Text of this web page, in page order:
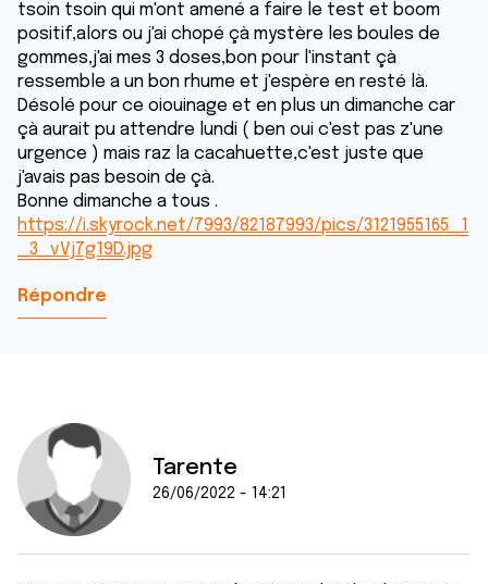
tsoin tsoin qui m'ont amené a faire le test et boom
positif,alors ou j'ai chopé çà mystère les boules de
gommes,j'ai mes 3 doses,bon pour l'instant çà
ressemble a un bon rhume et j'espère en resté là.
Désolé pour ce oiouinage et en plus un dimanche car
çà aurait pu attendre lundi ( ben oui c'est pas z'une
urgence ) mais raz la cacahuette,c'est juste que
j'avais pas besoin de çà.
Bonne dimanche a tous .
https://i.skyrock.net/7993/82187993/pics/3121955165_1
_3_vVj7g19D.jpg
Répondre
Tarente
26/06/2022 - 14:21